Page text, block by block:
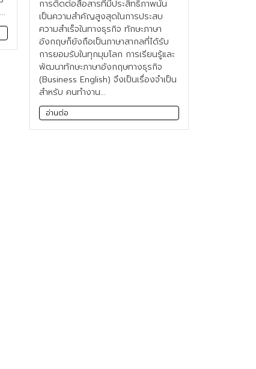
การติดต่อสื่อสารที่มีประสิทธิภาพนั้น
เป็นความสำคัญสูงสุดในการประสบ
ความสำเร็จในทางธุรกิจ ทักษะภาษา
อังกฤษก็ยังถือเป็นภาษาสากลที่ได้รับ
การยอมรับในทุกมุมโลก การเรียนรู้และ
พัฒนาทักษะภาษาอังกฤษทางธุรกิจ
(Business English) จึงเป็นเรื่องจำเป็น
สำหรับ คนทำงาน...
อ่านต่อ